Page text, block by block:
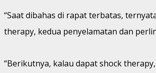
“Saat dibahas di rapat terbatas,
therapy, kedua penyelamatan dan
“Berikutnya, kalau dapat shock